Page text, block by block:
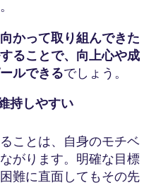
かって取り組んできた
ることで、向上心や成
ルできるでしょう。
持しやすい
ことは、自身のモチベ
がります。明確な目標
難に直面してもその先